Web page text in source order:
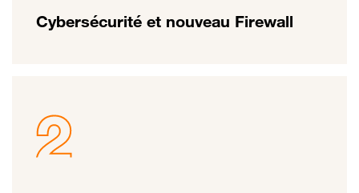
Cybersécurité et nouveau Firewall